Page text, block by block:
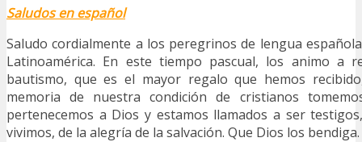
Saludos en español
Saludo cordialmente a los peregrinos de lengua
Latinoamérica. En este tiempo pascual, los animo a
bautismo, que es el mayor regalo que hemos
memoria de nuestra condición de cristianos
pertenecemos a Dios y estamos llamados a ser
vivimos, de la alegría de la salvación. Que Dios los